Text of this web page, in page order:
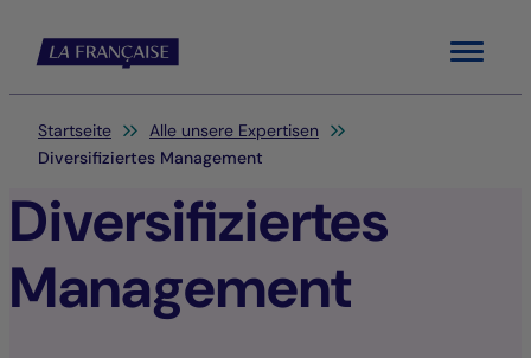
Menu
Sie befinden sich hier:
Startseite
Alle unsere Expertisen
Diversifiziertes Management
Diversifiziertes
Management